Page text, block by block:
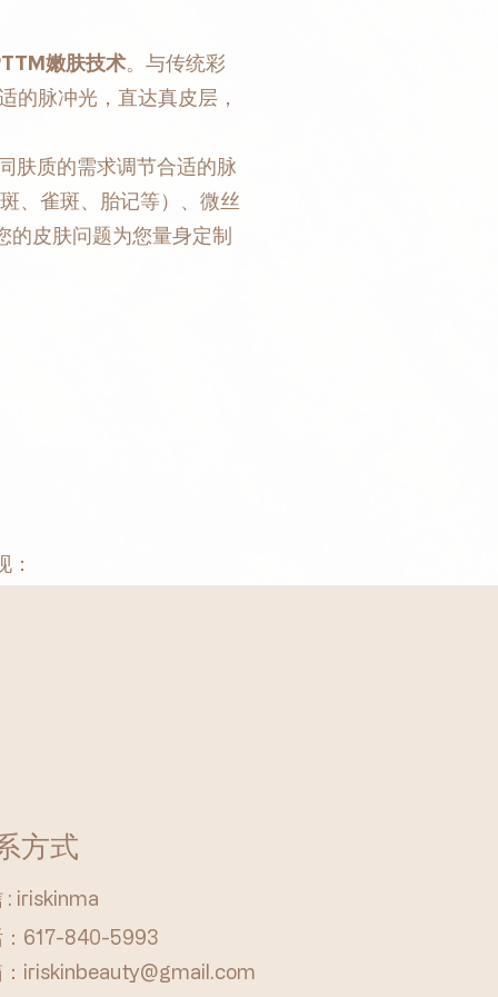
嫩肤技术。与传统彩
的脉冲光，直达真皮层，
肤质的需求调节合适的脉
、雀斑、胎记等）、微丝
的皮肤问题为您量身定制
方式
: iriskinma
：617-840-5993
iriskinbeauty@gmail.com